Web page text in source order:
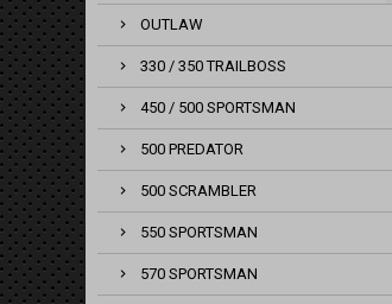
OUTLAW
330 / 350 TRAILBOSS
450 / 500 SPORTSMAN
500 PREDATOR
500 SCRAMBLER
550 SPORTSMAN
570 SPORTSMAN